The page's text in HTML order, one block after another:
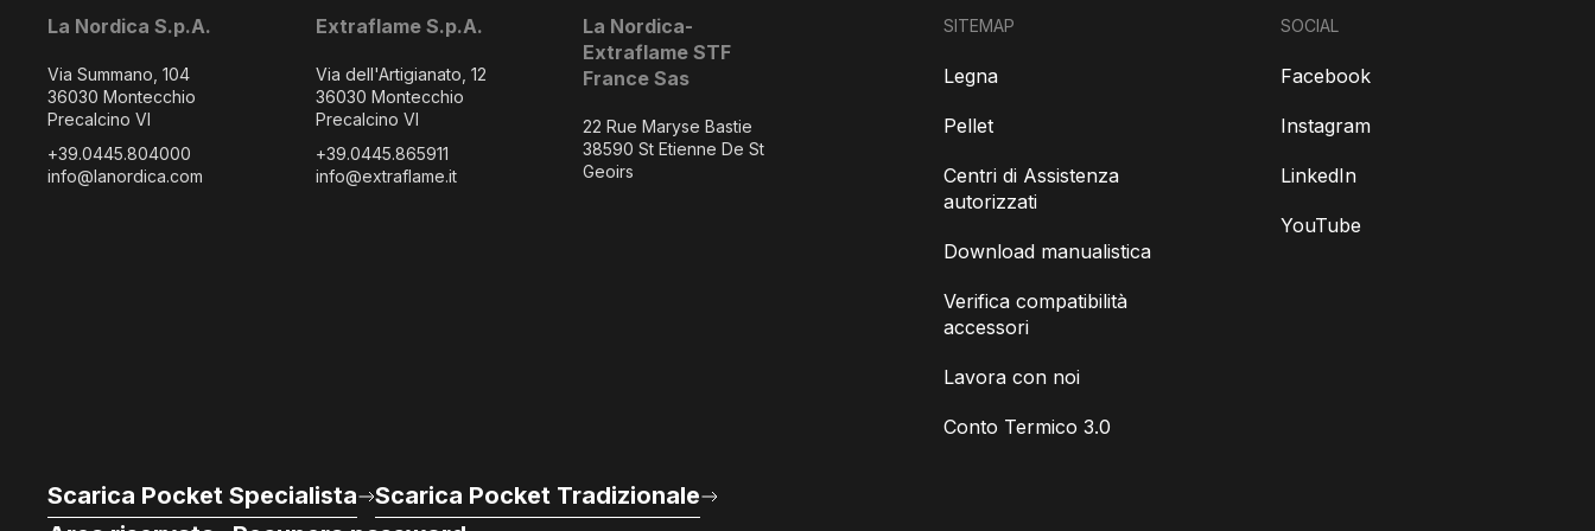
La Nordica S.p.A.
Via Summano, 104
36030 Montecchio
Precalcino VI
+39.0445.804000
info@lanordica.com
Extraflame S.p.A.
Via dell'Artigianato, 12
36030 Montecchio
Precalcino VI
+39.0445.865911
info@extraflame.it
La Nordica-
Extraflame STF
France Sas
22 Rue Maryse Bastie
38590 St Etienne De St
Geoirs
Scarica Pocket Specialista
Scarica Pocket Tradizionale
SITEMAP
Legna
Pellet
Centri di Assistenza
autorizzati
Download manualistica
Verifica compatibilità
accessori
Lavora con noi
Conto Termico 3.0
SOCIAL
Facebook
Instagram
LinkedIn
YouTube